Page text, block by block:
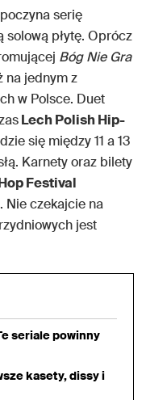
serię
płytę. Oprócz
Bóg Nie Gra
na jednym z
w Polsce. Duet
Lech Polish Hip-
się między 11 a 13
Karnety oraz bilety
Festival
. Nie czekajcie na
jest
seriale powinny
kasety, dissy i